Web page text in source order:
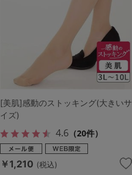
[美肌]感動のストッキング(大きいサ
イズ)
4.6（20件）
￥1,210 (税込)